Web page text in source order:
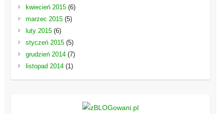
kwiecień 2015(6)
marzec 2015(5)
luty 2015(6)
styczeń 2015(5)
grudzień 2014(7)
listopad 2014(1)